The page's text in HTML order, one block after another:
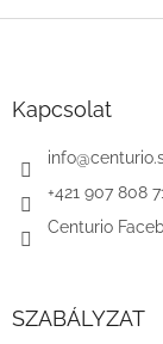
Kapcsolat
info@
+421 907 808
Centurio
SZABÁLYZAT